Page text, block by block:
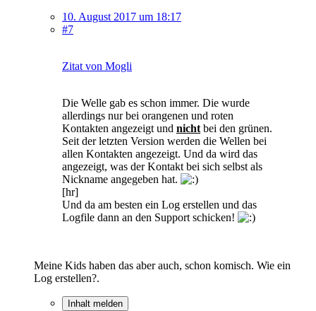
10. August 2017 um 18:17
#7
Zitat von Mogli
Die Welle gab es schon immer. Die wurde
allerdings nur bei orangenen und roten
Kontakten angezeigt und nicht bei den grünen.
Seit der letzten Version werden die Wellen bei
allen Kontakten angezeigt. Und da wird das
angezeigt, was der Kontakt bei sich selbst als
Nickname angegeben hat.
[hr]
Und da am besten ein Log erstellen und das
Logfile dann an den Support schicken!
Meine Kids haben das aber auch, schon komisch. Wie ein
Log erstellen?.
Inhalt melden